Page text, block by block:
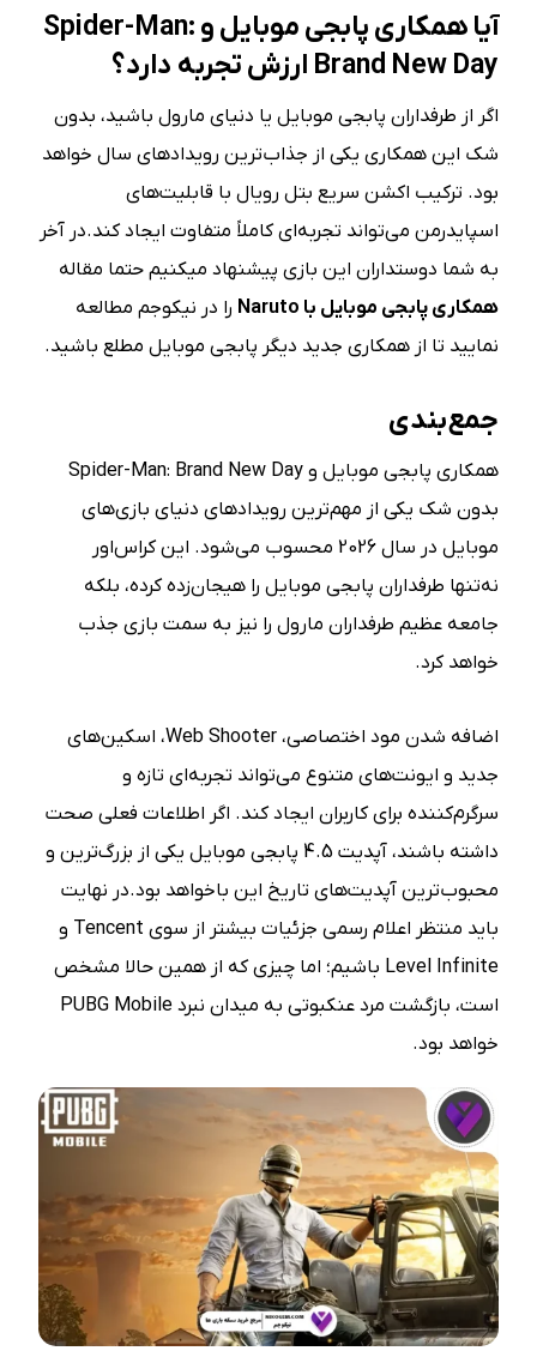
آیا همکاری پابجی موبایل و Spider-Man:
Brand New Day ارزش تجربه دارد؟
اگر از طرفداران پابجی موبایل یا دنیای مارول باشید، بدون
شک این همکاری یکی از جذاب‌ترین رویدادهای سال خواهد
بود. ترکیب اکشن سریع بتل رویال با قابلیت‌های
اسپایدرمن می‌تواند تجربه‌ای کاملاً متفاوت ایجاد کند.در آخر
به شما دوستداران این بازی پیشنهاد میکنیم حتما مقاله
همکاری پابجی موبایل با Naruto
را در نیکوجم مطالعه
نمایید تا از همکاری جدید دیگر پابجی موبایل مطلع باشید.
جمع‌بندی
همکاری پابجی موبایل و Spider-Man: Brand New Day
بدون شک یکی از مهم‌ترین رویدادهای دنیای بازی‌های
موبایل در سال 2026 محسوب می‌شود. این کراس‌اور
نه‌تنها طرفداران پابجی موبایل را هیجان‌زده کرده، بلکه
جامعه عظیم طرفداران مارول را نیز به سمت بازی جذب
خواهد کرد.
اضافه شدن مود اختصاصی، Web Shooter، اسکین‌های
جدید و ایونت‌های متنوع می‌تواند تجربه‌ای تازه و
سرگرم‌کننده برای کاربران ایجاد کند. اگر اطلاعات فعلی صحت
داشته باشند، آپدیت 4.5 پابجی موبایل یکی از بزرگ‌ترین و
محبوب‌ترین آپدیت‌های تاریخ این باخواهد بود.در نهایت
باید منتظر اعلام رسمی جزئیات بیشتر از سوی Tencent و
Level Infinite باشیم؛ اما چیزی که از همین حالا مشخص
است، بازگشت مرد عنکبوتی به میدان نبرد PUBG Mobile
خواهد بود.